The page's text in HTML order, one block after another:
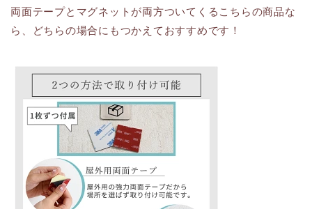
両面テープとマグネットが両方ついてくるこちらの商品な
ら、どちらの場合にもつかえておすすめです！